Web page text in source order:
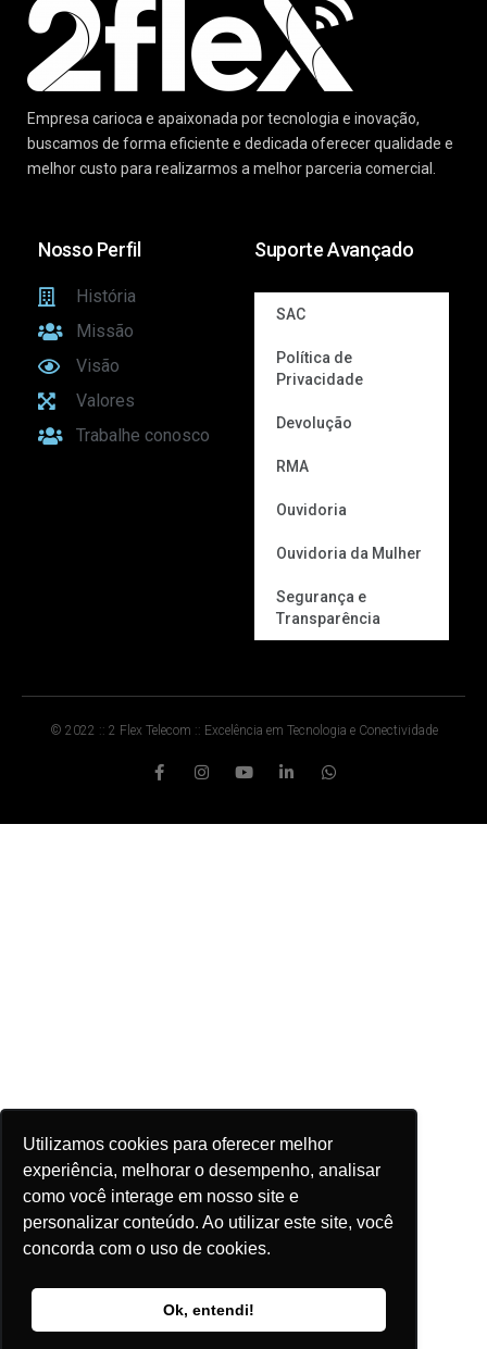
Utilizamos cookies para oferecer melhor
experiência, melhorar o desempenho, analisar
como você interage em nosso site e
personalizar conteúdo. Ao utilizar este site, você
concorda com o uso de cookies.
Ok, entendi!
Empresa carioca e apaixonada por tecnologia e inovação,
buscamos de forma eficiente e dedicada oferecer qualidade e
melhor custo para realizarmos a melhor parceria comercial.
Nosso Perfil
História
Missão
Visão
Valores
Trabalhe conosco
Suporte Avançado
SAC
Política de
Privacidade
Devolução
RMA
Ouvidoria
Ouvidoria da Mulher
Segurança e
Transparência
© 2022 :: 2 Flex Telecom :: Excelência em Tecnologia e Conectividade